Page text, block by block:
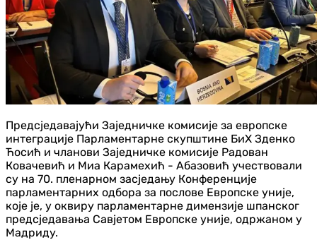
Предсједавајући Заједничке комисије за европске
интеграције Парламентарне скупштине БиХ Зденко
Ћосић и чланови Заједничке комисије Радован
Ковачевић и Миа Карамехић - Абазовић учествовали
су на 70. пленарном засједању Конференције
парламентарних одбора за послове Европске уније,
које је, у оквиру парламентарне димензије шпанског
предсједавања Савјетом Европске уније, одржаном у
Мадриду.